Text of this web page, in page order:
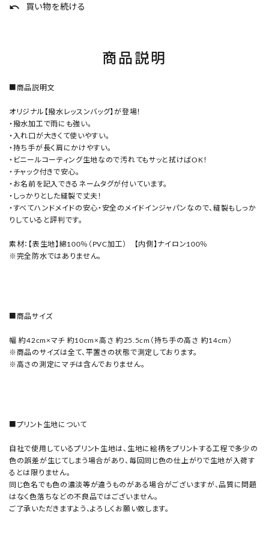
undo 買い物を続ける
商品説明
■商品説明文
オリジナル【撥水レッスンバッグ】が登場！
・撥水加工で雨にも強い。
・入れ口が大きくて使いやすい。
・持ち手が長く肩にかけやすい。
・ビニールコーティング生地なので汚れてもサッと拭けばOK！
・チャック付きで安心。
・お名前を記入できるネームタグが付いています。
・しっかりとした縫製で丈夫！
・すべてハンドメイドの安心・安全のメイドインジャパンなので、縫製もしっか
りしていると評判です。
素材：【表生地】綿100％（PVC加工） 【内側】ナイロン100％
※完全防水ではありません。
■商品サイズ
幅 約42cm×マチ 約10cm×高さ 約25.5cm（持ち手の高さ 約14cm）
※商品のサイズは全て、平置きの状態で測定しております。
※高さの測定にマチは含んでおりません。
■プリント生地について
自社で使用しているプリント生地は、生地に絵柄をプリントする工程で多少の
色の誤差が生じてしまう場合があり、毎回同じ色の仕上がりで生地が入荷す
るとは限りません。
同じ色名でも色の濃淡等が違うものがある場合がございますが、品質に問題
はなく色落ちなどの不良品ではございません。
ご了承いただきますよう、よろしくお願い致します。